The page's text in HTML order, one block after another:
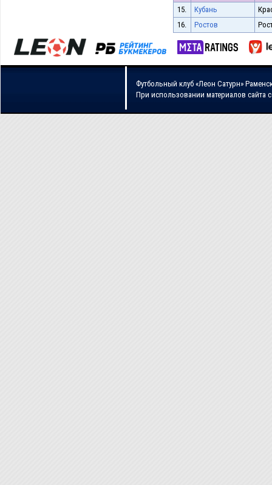
15. Кубань
16.
Ростов
Футбольный клуб «Леон Сатурн»
При использовании материалов сайта